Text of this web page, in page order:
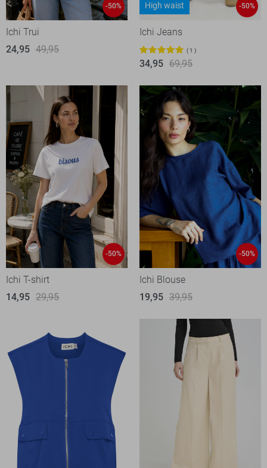
-50%
Ichi Trui
24,95 49,95
High waist -50%
Ichi Jeans
1
34,95 69,95
-50%
Ichi T-shirt
14,95 29,95
-50%
Ichi Blouse
19,95 39,95